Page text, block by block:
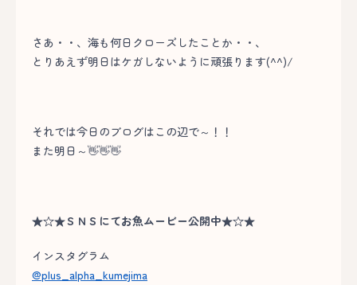
さあ・・、海も何日クローズしたことか・・、
とりあえず明日はケガしないように頑張ります(^^)/
それでは今日のブログはこの辺で～！！
また明日～👋👋👋
★☆★ＳＮＳにてお魚ムービー公開中★☆★
インスタグラム
@plus_alpha_kumejima